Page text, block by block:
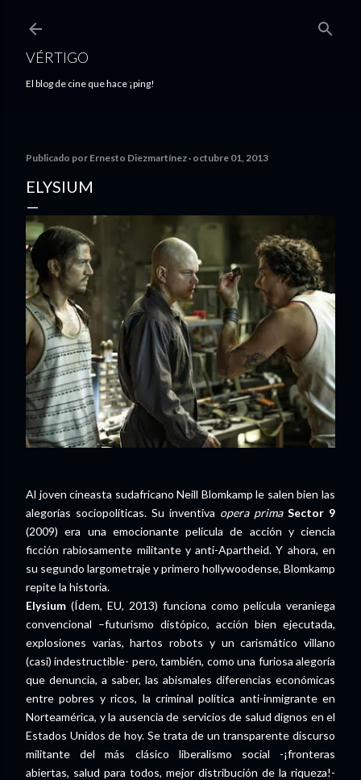
VÉRTIGO
El blog de cine que hace ¡ping!
Publicado por Ernesto Diezmartínez octubre 01, 2013
ELYSIUM
Al joven cineasta sudafricano Neill Blomkamp le salen bien las
alegorías sociopolíticas. Su inventiva opera prima Sector 9
(2009) era una emocionante película de acción y ciencia
ficción rabiosamente militante y anti-Apartheid. Y ahora, en
su segundo largometraje y primero hollywoodense, Blomkamp
repite la historia.
Elysium (Ídem, EU, 2013) funciona como película veraniega
convencional –futurismo distópico, acción bien ejecutada,
explosiones varias, hartos robots y un carismático villano
(casi) indestructible- pero, también, como una furiosa alegoría
que denuncia, a saber, las abismales diferencias económicas
entre pobres y ricos, la criminal política anti-inmigrante en
Norteamérica, y la ausencia de servicios de salud dignos en el
Estados Unidos de hoy. Se trata de un transparente discurso
militante del más clásico liberalismo social -¡fronteras
abiertas, salud para todos, mejor distribución de la riqueza!-